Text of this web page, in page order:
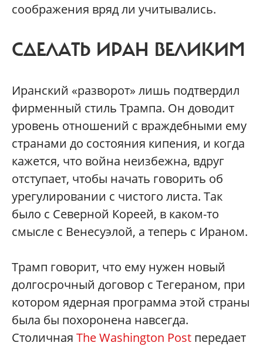
соображения вряд ли учитывались.
СДЕЛАТЬ ИРАН ВЕЛИКИМ
Иранский «разворот» лишь подтвердил
фирменный стиль Трампа. Он доводит
уровень отношений с враждебными ему
странами до состояния кипения, и когда
кажется, что война неизбежна, вдруг
отступает, чтобы начать говорить об
урегулировании с чистого листа. Так
было с Северной Кореей, в каком-то
смысле с Венесуэлой, а теперь с Ираном.
Трамп говорит, что ему нужен новый
долгосрочный договор с Тегераном, при
котором ядерная программа этой страны
была бы похоронена навсегда.
Столичная The Washington Post передает